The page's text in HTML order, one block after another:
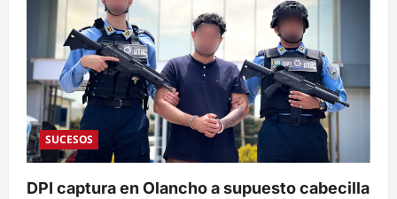
SUCESOS
DPI captura en Olancho a supuesto cabecilla